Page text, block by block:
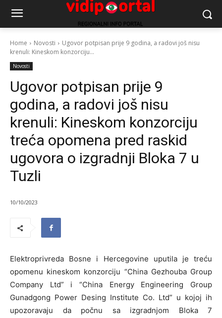
Home Novosti
Ugovor potpisan prije 9 godina, a radovi još nisu
krenuli: Kineskom konzorciju...
Novosti
Ugovor potpisan prije 9
godina, a radovi još nisu
krenuli: Kineskom konzorciju
treća opomena pred raskid
ugovora o izgradnji Bloka 7 u
Tuzli
10/10/2023
Elektroprivreda Bosne i Hercegovine uputila je treću
opomenu kineskom konzorciju “China Gezhouba Group
Company Ltd” i “China Energy Engineering Group
Gunadgong Power Desing Institute Co. Ltd” u kojoj ih
upozoravaju da počnu sa izgradnjom Bloka 7